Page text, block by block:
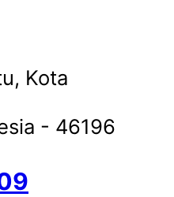
Kota
- 46196